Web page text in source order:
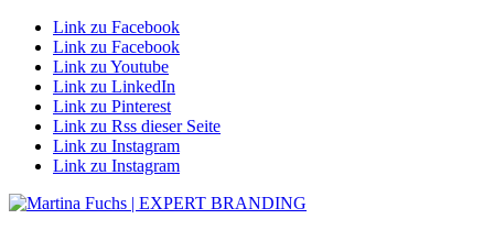
Link zu Facebook
Link zu Facebook
Link zu Youtube
Link zu LinkedIn
Link zu Pinterest
Link zu Rss dieser Seite
Link zu Instagram
Link zu Instagram